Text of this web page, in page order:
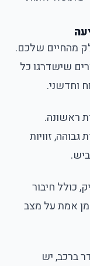
מהחיים שלכם.
שישדרגו כל
וחדשני.
ראשונה.
גבוהה, זוויות
כולל חיבור
אמת על מצב
ברכב, יש